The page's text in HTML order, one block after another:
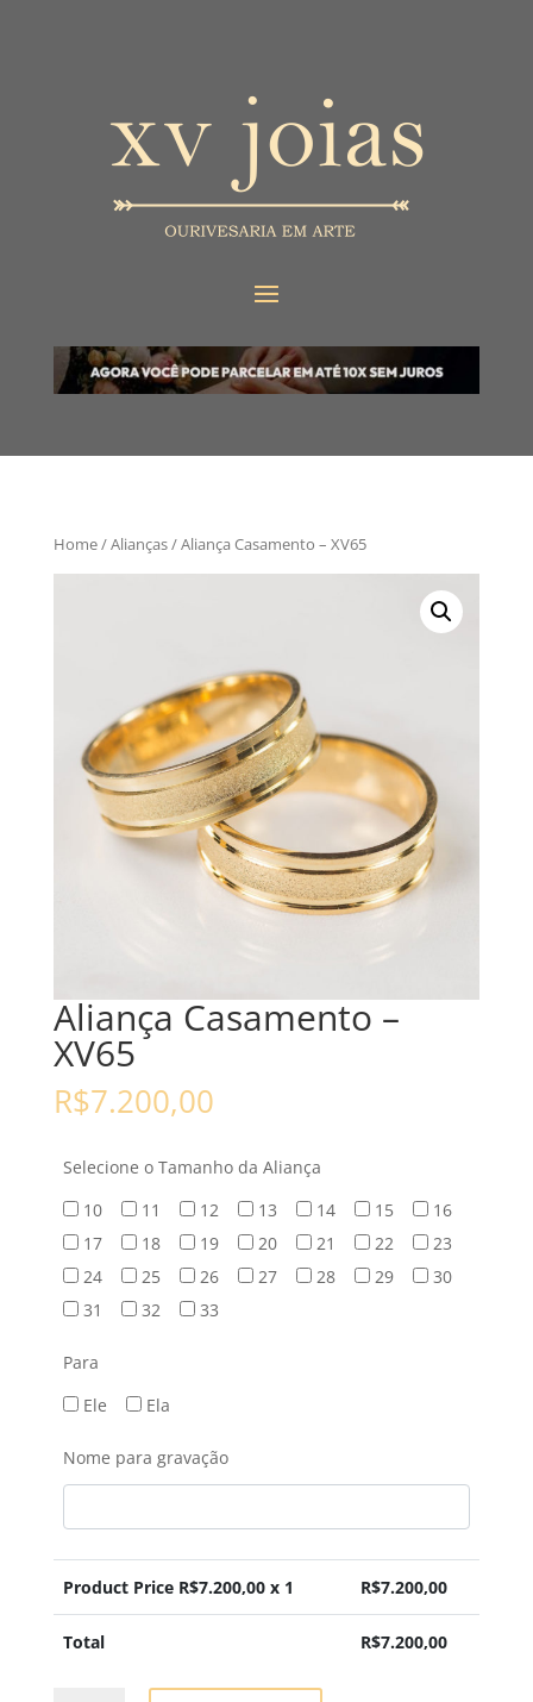
Home/Alianças/ Aliança Casamento – XV65
Aliança Casamento –
XV65
R$7.200,00
Selecione o Tamanho da Aliança
10
11 12 13 14 15
16
17
18 19 20 21 22
23
24
25 26 27 28 29
30
31
32 33
Para
Ele
Ela
Nome para gravação
Product Price R$7.200,00 x 1 R$7.200,00
Total R$7.200,00